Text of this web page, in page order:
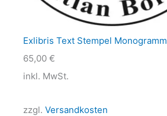
Exlibris Text Stempel Monogramm
65,00 €
inkl. MwSt.
zzgl. Versandkosten